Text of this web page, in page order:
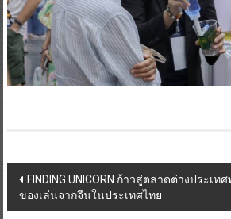
Post
navigation
FINDING UNICORN ก้าวสู่ตลาดต่างประเ
ของเล่นจากจีนในประเทศไทย